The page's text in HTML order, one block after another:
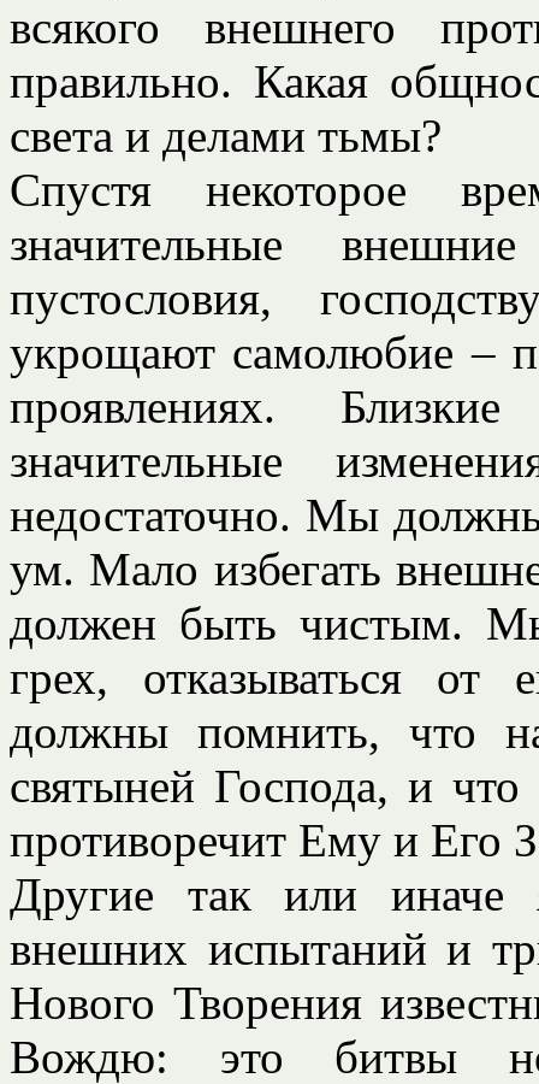
всякого внешнего
правильно. Какая
света и делами тьмы?
Спустя некоторое
значительные
пустословия,
укрощают самолюбие –
проявлениях.
значительные
недостаточно. Мы
ум. Мало избегать
должен быть чистым.
грех, отказываться
должны помнить, что
святыней Господа, и что
противоречит Ему и Его
Другие так или иначе
внешних испытаний и
Нового Творения
Вождю: это битвы